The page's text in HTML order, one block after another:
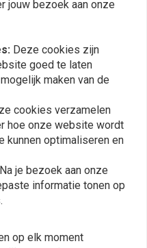
VOORWIEL SPACER KIT
jouw bezoek aan onze
Deze cookies zijn
goed te laten
maken van de
cookies verzamelen
hoe onze website wordt
kunnen optimaliseren en
Na je bezoek aan onze
informatie tonen op
op elk moment